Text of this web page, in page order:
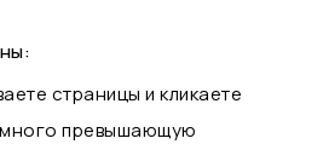
страницы и кликаете
превышающую